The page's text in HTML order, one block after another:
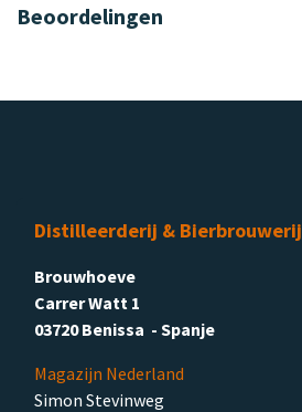
Beoordelingen
Distilleerderij & Bierbrouwerij
Brouwhoeve
Carrer Watt 1
03720 Benissa - Spanje
Magazijn Nederland
Simon Stevinweg